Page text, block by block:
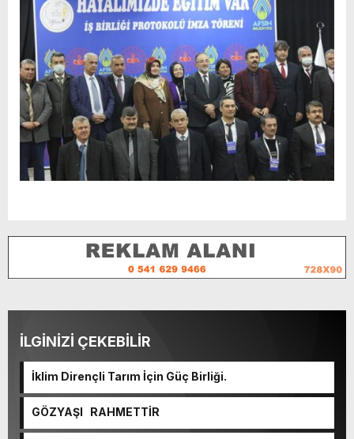
İLGİNİZİ ÇEKEBİLİR
İklim Dirençli Tarım İçin Güç Birliği.
GÖZYAŞI RAHMETTİR